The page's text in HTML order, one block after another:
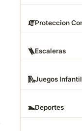
🧯Proteccion
🪜Escaleras
🛝Juegos
🏊Deportes